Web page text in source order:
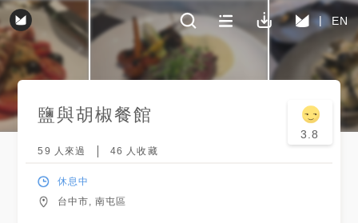
EN
鹽與胡椒餐館
3.8
59 人來過 46 人收藏
休息中
台中市, 南屯區